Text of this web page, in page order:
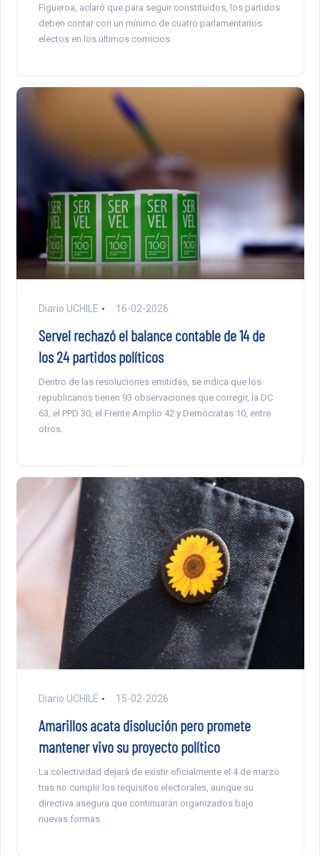
Figueroa, aclaró que para seguir constituidos, los partidos
deben contar con un mínimo de cuatro parlamentarios
electos en los últimos comicios.
Diario UCHILE 16-02-2026
Servel rechazó el balance contable de 14 de
los 24 partidos políticos
Dentro de las resoluciones emitidas, se indica que los
republicanos tienen 93 observaciones que corregir, la DC
63, el PPD 30, el Frente Amplio 42 y Demócratas 10, entre
otros.
Diario UCHILE 15-02-2026
Amarillos acata disolución pero promete
mantener vivo su proyecto político
La colectividad dejará de existir oficialmente el 4 de marzo
tras no cumplir los requisitos electorales, aunque su
directiva asegura que continuarán organizados bajo
nuevas formas.